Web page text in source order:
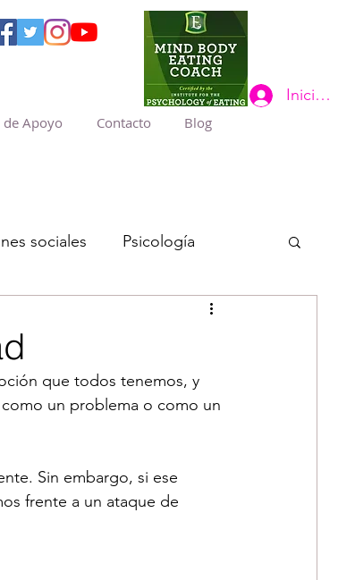
de Apoyo Contacto Blog
Iniciar
sociales Psicología
que todos tenemos, y
un problema o como un
Sin embargo, si ese
frente a un ataque de